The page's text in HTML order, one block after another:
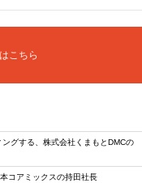
こちら
グする、株式会社くまもとDMCの
コアミックスの持田社長